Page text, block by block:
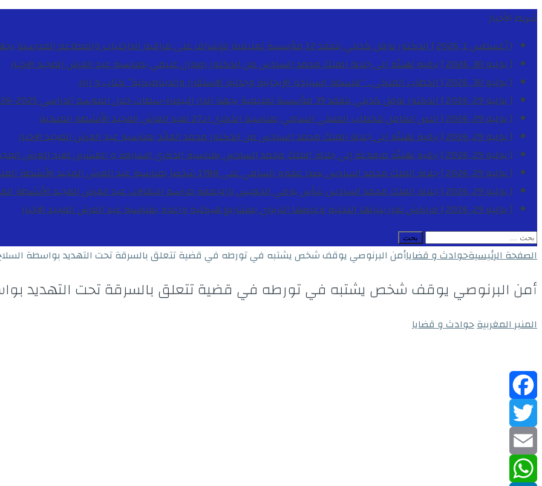
شريط الأخبار
[ أغسطس 1, 2026 ]
الدكتور نوفل كديلي يتفقد 12 مؤسسة تعليمية للإشراف على مراقبة الداخليات والمطاعم المدرسية بجهة الدار البيضاء-سطات
[ يوليو 30, 2026 ]
برقية تهنئة الى جلالة الملك محمد السادس من الدكتور رضوان غنيمي بمناسبة عيد العرش المجيدالاخبار
[ يوليو 30, 2026 ]
الخطاب الملكي .. “فلسفة السيادة الإيجابية وجدلية الاستقرار والديناميكية”كتاب و اراء
[ يوليو 29, 2026 ]
الدكتور نوفل كديلي يتفقد 39 مؤسسة تعليمية بجهة الدار البيضاء-سطات خلال الموسم الدراسي 2025-2026
[ يوليو 29, 2026 ]
النص الكامل للخطاب الملكي السامي بمناسبة الذكرى الـ27 لعيد العرش المجيد
الأنشطة الملكية
[ يوليو 29, 2026 ]
برقية تهنئة الى جلالة الملك محمد السادس من الدكتور محمد الفائد بمناسبة عيد العرش المجيدالاخبار
[ يوليو 29, 2026 ]
برقية تهنئة مرفوعة إلى جلالة الملك محمد السادس بمناسبة الذكرى السابعة و العشرين لعيد العرش
[ يوليو 29, 2026 ]
جلالة الملك محمد السادس يصدر عفوه السامي على 1788 شخصا بمناسبة عيد العرش المجيد
الأنشطة
[ يوليو 29, 2026 ]
جلالة الملك محمد السادس يترأس يومي الخميس والجمعة مراسم احتفالات عيد العرش المجيدالأنشطة
[ يوليو 29, 2026 ]
مراكش تعزز بنياتها التحتية وعرضها التربوي بمشاريع هيكلية واعدة بمناسبة عيد العرش المجيدالاخبار
البحث
عن:
الصفحة الرئيسيةحوادث و قضاياأمن البرنوصي يوقف شخص يشتبه في تورطه في قضية تتعلق بالسرقة تحت التهديد بواسطة السلاح
أمن البرنوصي يوقف شخص يشتبه في تورطه في قضية تتعلق بالسرقة تحت التهديد
المنبر المغربيةحوادث و قضايا
Facebook
Twitter
Email